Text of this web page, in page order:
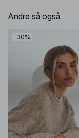
Andre så også
-30%